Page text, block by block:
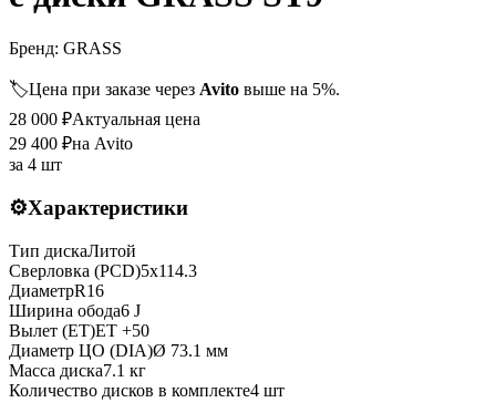
Бренд: GRASS
🏷️Цена при заказе через Avito выше на 5%.
28 000 ₽Актуальная цена
29 400 ₽на Avito
за 4 шт
⚙️Характеристики
Тип дискаЛитой
Сверловка (PCD)5x114.3
ДиаметрR16
Ширина обода6 J
Вылет (ET)ET +50
Диаметр ЦО (DIA)Ø 73.1 мм
Масса диска7.1 кг
Количество дисков в комплекте4 шт